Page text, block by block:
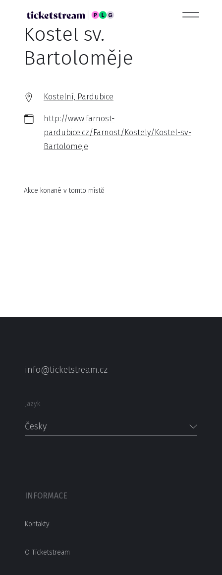
Kostel sv.
Bartoloměje
Kostelní, Pardubice
http://www.farnost-
pardubice.cz/Farnost/Kostely/Kostel-sv-
Bartolomeje
Akce konané v tomto místě
info@ticketstream.cz
Jazyk
Česky
INFORMACE
Kontakty
O Ticketstream